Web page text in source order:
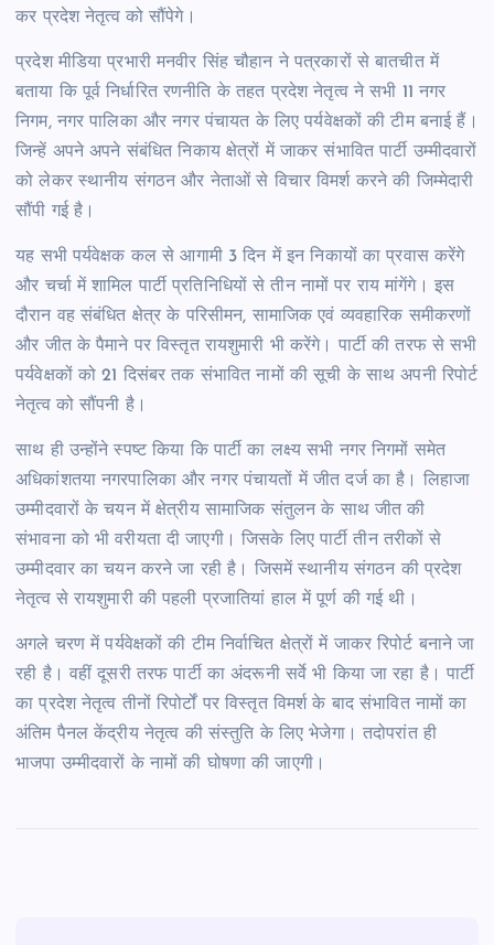
कर प्रदेश नेतृत्व को सौंपेगे।
प्रदेश मीडिया प्रभारी मनवीर सिंह चौहान ने पत्रकारों से बातचीत में
बताया कि पूर्व निर्धारित रणनीति के तहत प्रदेश नेतृत्व ने सभी 11 नगर
निगम, नगर पालिका और नगर पंचायत के लिए पर्यवेक्षकों की टीम बनाई हैं।
जिन्हें अपने अपने संबंधित निकाय क्षेत्रों में जाकर संभावित पार्टी उम्मीदवारों
को लेकर स्थानीय संगठन और नेताओं से विचार विमर्श करने की जिम्मेदारी
सौंपी गई है।
यह सभी पर्यवेक्षक कल से आगामी 3 दिन में इन निकायों का प्रवास करेंगे
और चर्चा में शामिल पार्टी प्रतिनिधियों से तीन नामों पर राय मांगेंगे। इस
दौरान वह संबंधित क्षेत्र के परिसीमन, सामाजिक एवं व्यवहारिक समीकरणों
और जीत के पैमाने पर विस्तृत रायशुमारी भी करेंगे। पार्टी की तरफ से सभी
पर्यवेक्षकों को 21 दिसंबर तक संभावित नामों की सूची के साथ अपनी रिपोर्ट
नेतृत्व को सौंपनी है।
साथ ही उन्होंने स्पष्ट किया कि पार्टी का लक्ष्य सभी नगर निगमों समेत
अधिकांशतया नगरपालिका और नगर पंचायतों में जीत दर्ज का है। लिहाजा
उम्मीदवारों के चयन में क्षेत्रीय सामाजिक संतुलन के साथ जीत की
संभावना को भी वरीयता दी जाएगी। जिसके लिए पार्टी तीन तरीकों से
उम्मीदवार का चयन करने जा रही है। जिसमें स्थानीय संगठन की प्रदेश
नेतृत्व से रायशुमारी की पहली प्रजातियां हाल में पूर्ण की गई थी।
अगले चरण में पर्यवेक्षकों की टीम निर्वाचित क्षेत्रों में जाकर रिपोर्ट बनाने जा
रही है। वहीं दूसरी तरफ पार्टी का अंदरूनी सर्वे भी किया जा रहा है। पार्टी
का प्रदेश नेतृत्व तीनों रिपोर्टों पर विस्तृत विमर्श के बाद संभावित नामों का
अंतिम पैनल केंद्रीय नेतृत्व की संस्तुति के लिए भेजेगा। तदोपरांत ही
भाजपा उम्मीदवारों के नामों की घोषणा की जाएगी।